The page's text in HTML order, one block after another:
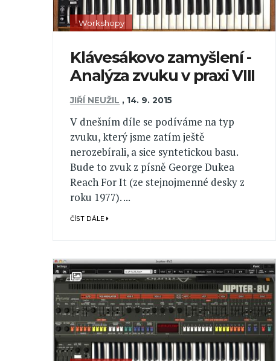
Workshopy
Klávesákovo zamyšlení -
Analýza zvuku v praxi VIII
JIŘÍ NEUŽIL , 14. 9. 2015
V dnešním díle se podíváme na typ
zvuku, který jsme zatím ještě
nerozebírali, a sice syntetickou basu.
Bude to zvuk z písně George Dukea
Reach For It (ze stejnojmenné desky z
roku 1977). ...
ČÍST DÁLE